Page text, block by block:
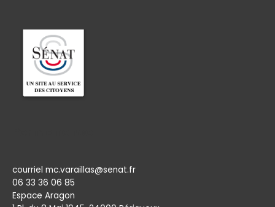
courriel mc.varaillas@senat.fr
06 33 36 06 85
Espace Aragon